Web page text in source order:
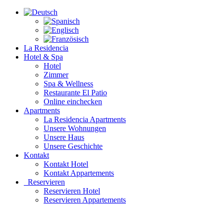
La Residencia
Hotel & Spa
Hotel
Zimmer
Spa & Wellness
Restaurante El Patio
Online einchecken
Apartments
La Residencia Apartments
Unsere Wohnungen
Unsere Haus
Unsere Geschichte
Kontakt
Kontakt Hotel
Kontakt Appartements
Reservieren
Reservieren Hotel
Reservieren Appartements